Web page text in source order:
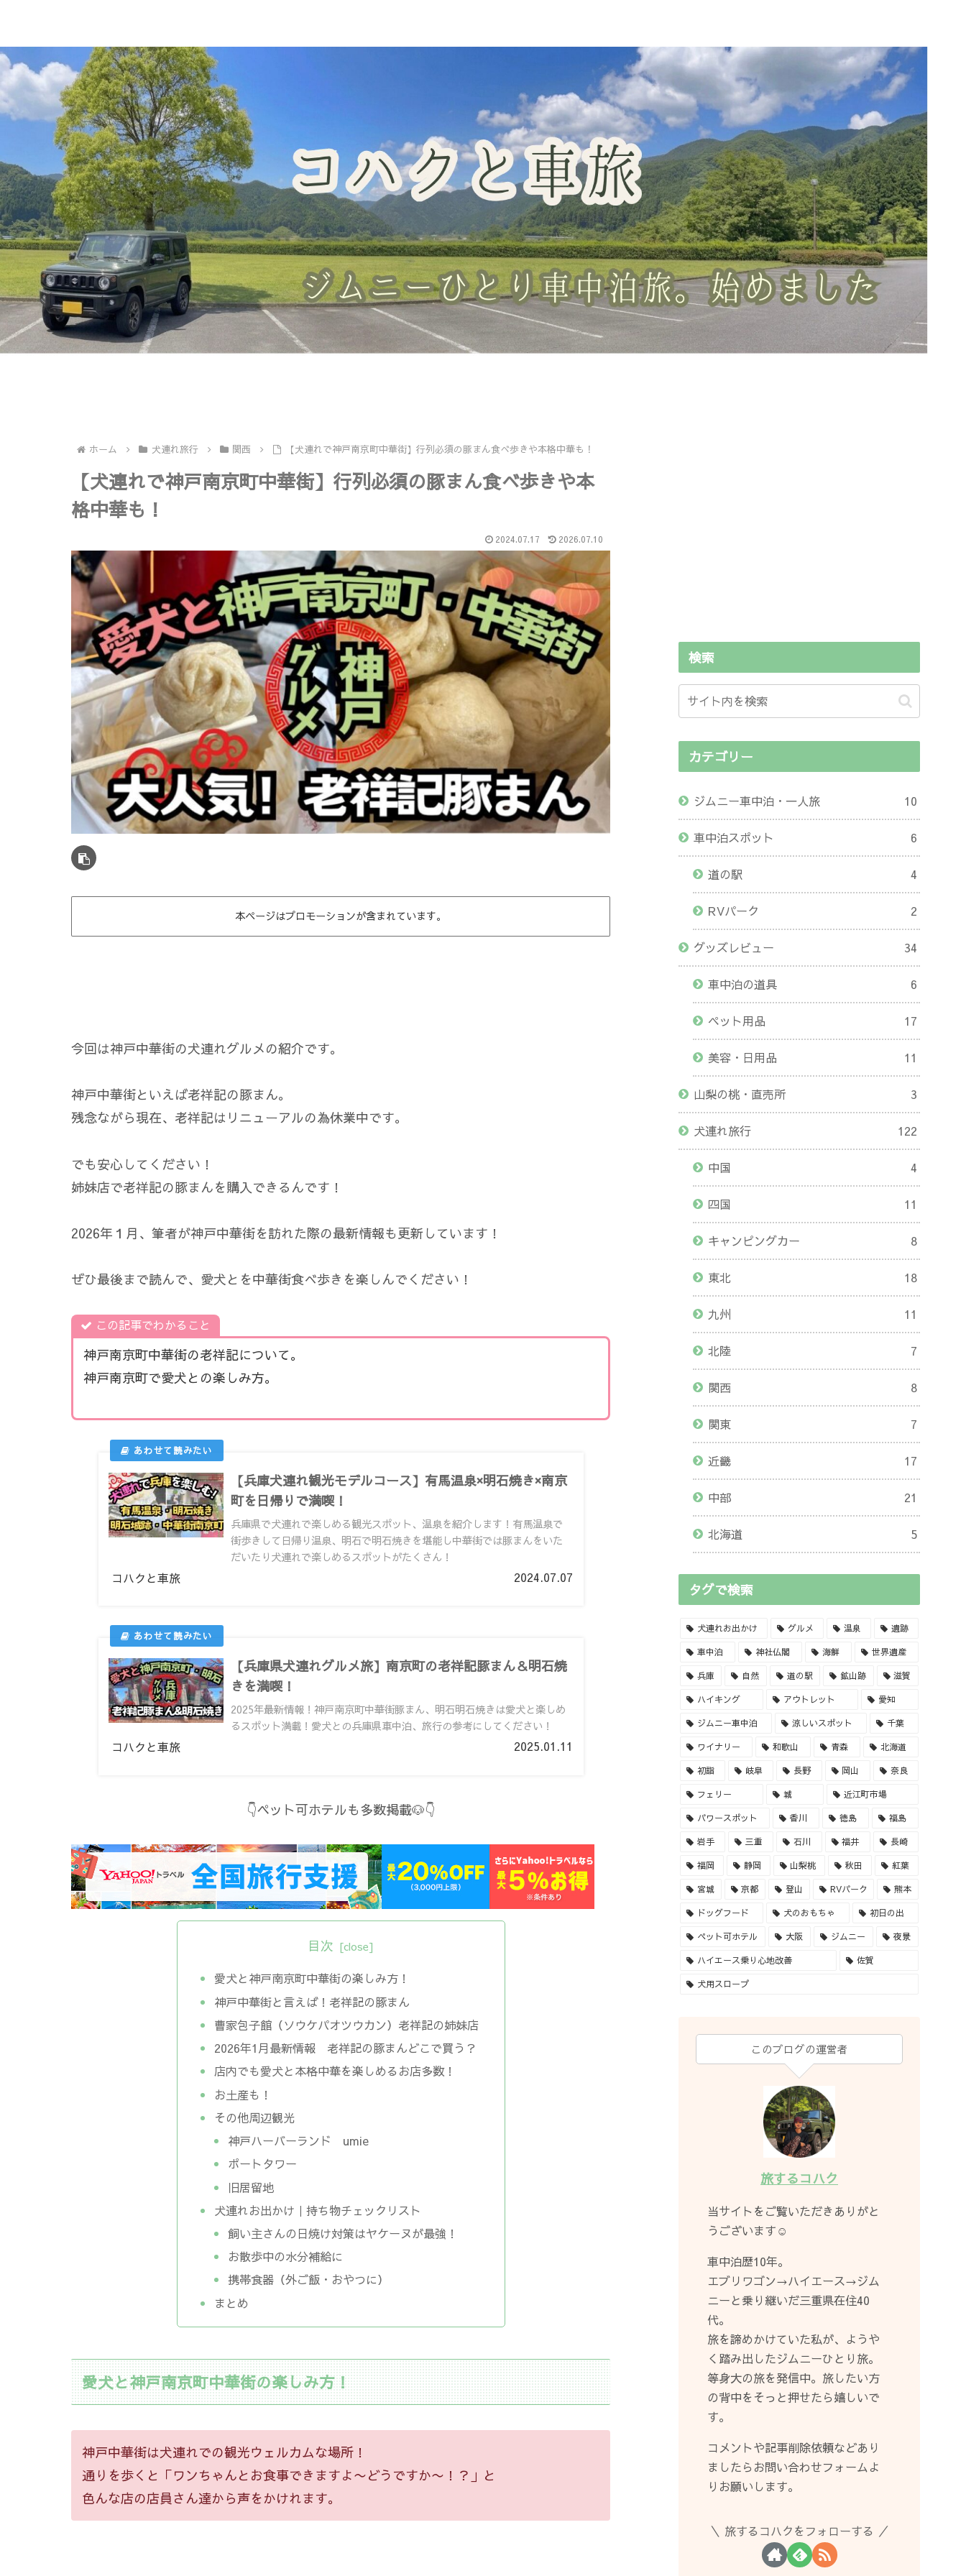
ホーム 犬連れ旅行 関西 【犬連れで神戸南京町中華街】行列必須の豚まん食べ歩きや本格中華も！
【犬連れで神戸南京町中華街】行列必須の豚まん食べ歩きや本
格中華も！
2024.07.17 2026.07.10
本ページはプロモーションが含まれています。
今回は神戸中華街の犬連れグルメの紹介です。
神戸中華街といえば老祥記の豚まん。
残念ながら現在、老祥記はリニューアルの為休業中です。
でも安心してください！
姉妹店で老祥記の豚まんを購入できるんです！
2026年１月、筆者が神戸中華街を訪れた際の最新情報も更新しています！
ぜひ最後まで読んで、愛犬とを中華街食べ歩きを楽しんでください！
この記事でわかること
神戸南京町中華街の老祥記について。
神戸南京町で愛犬との楽しみ方。
【兵庫犬連れ観光モデルコース】有馬温泉×明石焼き×南京
町を日帰りで満喫！
兵庫県で犬連れで楽しめる観光スポット、温泉を紹介します！有馬温泉で
街歩きして日帰り温泉、明石で明石焼きを堪能し中華街では豚まんをいた
だいたり犬連れで楽しめるスポットがたくさん！
コハクと車旅 2024.07.07
【兵庫県犬連れグルメ旅】南京町の老祥記豚まん＆明石焼
きを満喫！
2025年最新情報！神戸南京町中華街豚まん、明石明石焼きは愛犬と楽しめ
るスポット満載！愛犬との兵庫県車中泊、旅行の参考にしてください！
コハクと車旅 2025.01.11
👇ペット可ホテルも多数掲載🐶👇
目次
愛犬と神戸南京町中華街の楽しみ方！
神戸中華街と言えば！老祥記の豚まん
曹家包子館（ソウケパオツウカン）老祥記の姉妹店
2026年1月最新情報 老祥記の豚まんどこで買う？
店内でも愛犬と本格中華を楽しめるお店多数！
お土産も！
その他周辺観光
神戸ハーバーランド umie
ポートタワー
旧居留地
犬連れお出かけ｜持ち物チェックリスト
飼い主さんの日焼け対策はヤケーヌが最強！
お散歩中の水分補給に
携帯食器（外ご飯・おやつに）
まとめ
愛犬と神戸南京町中華街の楽しみ方！
神戸中華街は犬連れでの観光ウェルカムな場所！
通りを歩くと「ワンちゃんとお食事できますよ〜どうですか〜！？」と
色んな店の店員さん達から声をかけれます。
検索
カテゴリー
ジムニー車中泊・一人旅 10
車中泊スポット 6
道の駅 4
RVパーク 2
グッズレビュー 34
車中泊の道具 6
ペット用品 17
美容・日用品 11
山梨の桃・直売所 3
犬連れ旅行 122
中国 4
四国 11
キャンピングカー 8
東北 18
九州 11
北陸 7
関西 8
関東 7
近畿 17
中部 21
北海道 5
タグで検索
犬連れお出かけ グルメ 温泉 遺跡
車中泊 神社仏閣 海鮮 世界遺産
兵庫 自然 道の駅 鉱山跡 滋賀
ハイキング アウトレット 愛知
ジムニー車中泊 涼しいスポット 千葉
ワイナリー 和歌山 青森 北海道
初詣 岐阜 長野 岡山 奈良
フェリー 城 近江町市場
パワースポット 香川 徳島 福島
岩手 三重 石川 福井 長崎
福岡 静岡 山梨桃 秋田 紅葉
宮城 京都 登山 RVパーク 熊本
ドッグフード 犬のおもちゃ 初日の出
ペット可ホテル 大阪 ジムニー 夜景
ハイエース乗り心地改善 佐賀
犬用スロープ
このブログの運営者
旅するコハク
当サイトをご覧いただきありがと
うございます☺︎
車中泊歴10年。
エブリワゴン→ハイエース→ジム
ニーと乗り継いだ三重県在住40
代。
旅を諦めかけていた私が、ようや
く踏み出したジムニーひとり旅。
等身大の旅を発信中。旅したい方
の背中をそっと押せたら嬉しいで
す。
コメントや記事削除依頼などあり
ましたらお問い合わせフォームよ
りお願いします。
旅するコハクをフォローする